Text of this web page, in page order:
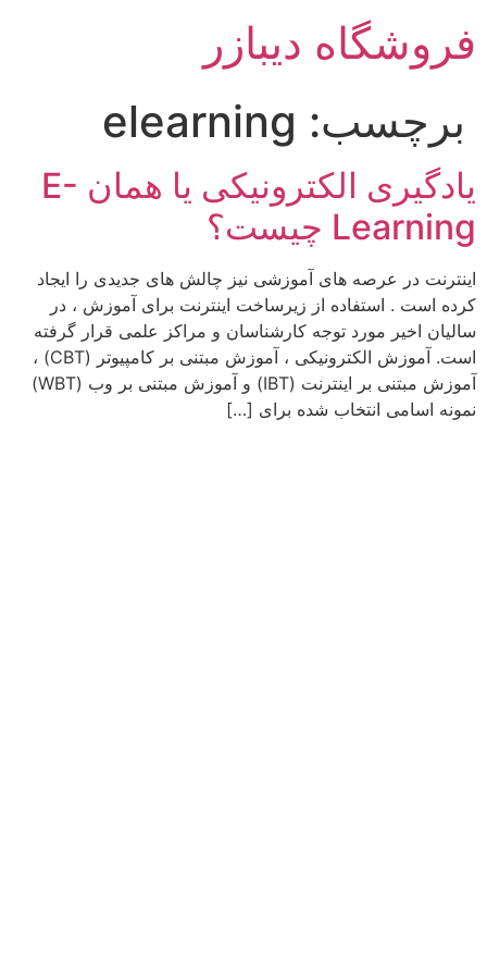
محتوا
فروشگاه دیبازر
برچسب: elearning
يادگيری الکترونيکی یا همان E-
Learning چیست؟
اينترنت در عرصه های آموزشی نيز چالش های جديدی را ايجاد
کرده است . استفاده از زيرساخت اينترنت برای آموزش ، در
ساليان اخير مورد توجه کارشناسان و مراکز علمی قرار گرفته
است. آموزش الکترونيکی ، آموزش مبتنی بر کامپيوتر (CBT) ،
آموزش مبتنی بر اينترنت (IBT) و آموزش مبتنی بر وب (WBT)
نمونه اسامی انتخاب شده برای […]